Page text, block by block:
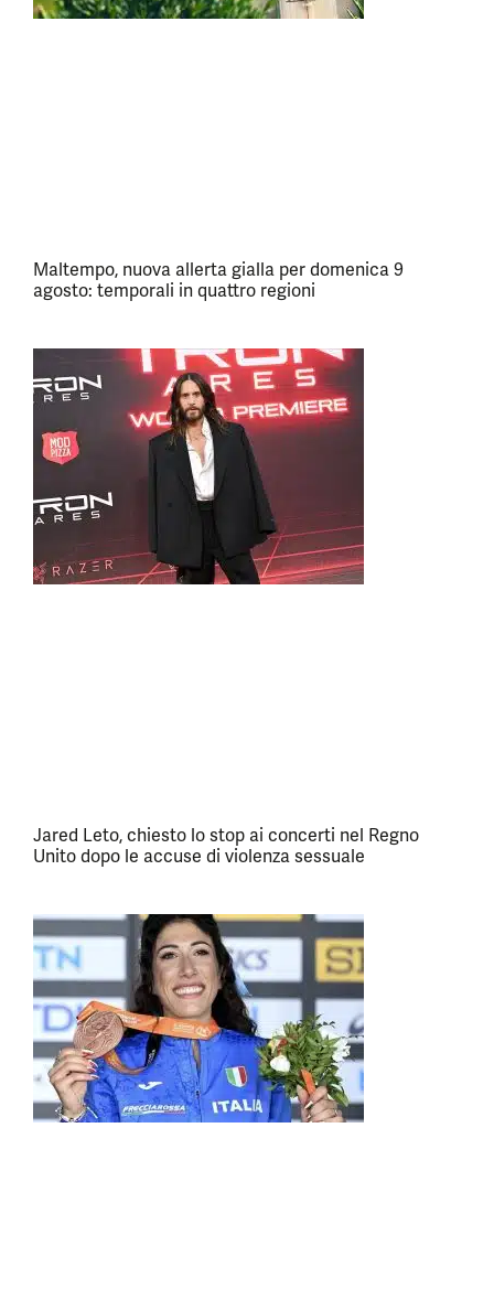
Maltempo, nuova allerta gialla per domenica 9
agosto: temporali in quattro regioni
Jared Leto, chiesto lo stop ai concerti nel Regno
Unito dopo le accuse di violenza sessuale